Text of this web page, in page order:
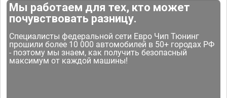
Мы работаем для тех, кто может
почувствовать разницу.
Специалисты федеральной сети Евро Чип Тюнинг
прошили более 10 000 автомобилей в 50+ городах РФ
- поэтому мы знаем, как получить безопасный
максимум от каждой машины!